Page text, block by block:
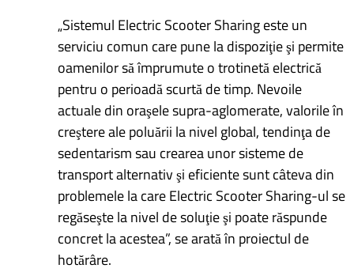
„Sistemul Electric Scooter Sharing este un
serviciu comun care pune la dispoziţie şi permite
oamenilor să împrumute o trotinetă electrică
pentru o perioadă scurtă de timp. Nevoile
actuale din oraşele supra-aglomerate, valorile în
creştere ale poluării la nivel global, tendinţa de
sedentarism sau crearea unor sisteme de
transport alternativ şi eficiente sunt câteva din
problemele la care Electric Scooter Sharing-ul se
regăseşte la nivel de soluţie şi poate răspunde
concret la acestea”, se arată în proiectul de
hotărâre.